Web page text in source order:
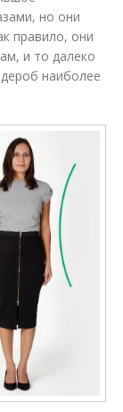
но они
правило, они
и то далеко
наиболее